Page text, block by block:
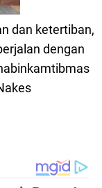
dan ketertiban,
dengan